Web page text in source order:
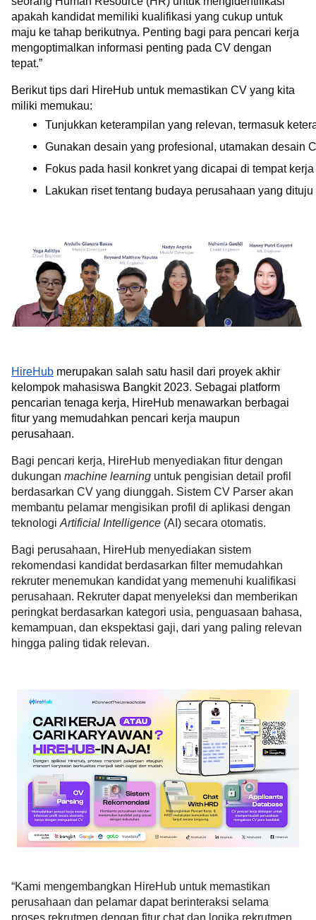
apakah kandidat memiliki kualifikasi yang cukup untuk
maju ke tahap berikutnya. Penting bagi para pencari kerja
mengoptimalkan informasi penting pada CV dengan
tepat.”
Berikut tips dari HireHub untuk memastikan CV yang kita
miliki memukau:
Tunjukkan keterampilan yang relevan, termasuk
Gunakan desain yang profesional, utamakan desain
Fokus pada hasil konkret yang dicapai di tempat
Lakukan riset tentang budaya perusahaan yang
HireHub merupakan salah satu hasil dari proyek akhir
kelompok mahasiswa Bangkit 2023. Sebagai platform
pencarian tenaga kerja, HireHub menawarkan berbagai
fitur yang memudahkan pencari kerja maupun
perusahaan.
Bagi pencari kerja, HireHub menyediakan fitur dengan
dukungan machine learning untuk pengisian detail profil
berdasarkan CV yang diunggah. Sistem CV Parser akan
membantu pelamar mengisikan profil di aplikasi dengan
teknologi Artificial Intelligence (AI) secara otomatis.
Bagi perusahaan, HireHub menyediakan sistem
rekomendasi kandidat berdasarkan filter memudahkan
rekruter menemukan kandidat yang memenuhi kualifikasi
perusahaan. Rekruter dapat menyeleksi dan memberikan
peringkat berdasarkan kategori usia, penguasaan bahasa,
kemampuan, dan ekspektasi gaji, dari yang paling relevan
hingga paling tidak relevan.
“Kami mengembangkan HireHub untuk memastikan
perusahaan dan pelamar dapat berinteraksi selama
proses rekrutmen dengan fitur chat dan logika rekrutmen